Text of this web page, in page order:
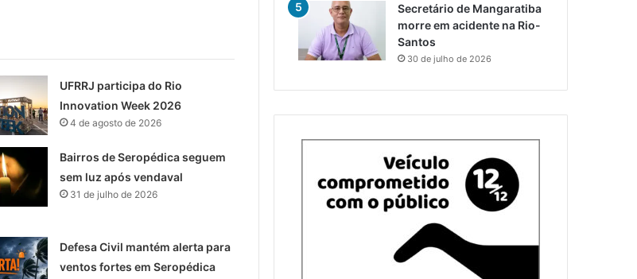
UFRRJ participa do Rio
Innovation Week 2026
4 de agosto de 2026
Bairros de Seropédica seguem
sem luz após vendaval
31 de julho de 2026
Defesa Civil mantém alerta para
ventos fortes em Seropédica
Secretário de Mangaratiba
morre em acidente na Rio-
Santos
30 de julho de 2026